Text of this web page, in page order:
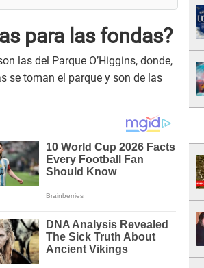
para las fondas?
las del Parque O’Higgins, donde,
se toman el parque y son de las